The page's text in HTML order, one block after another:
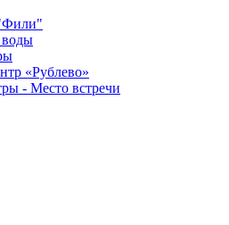
«Рублево»
- Место встречи